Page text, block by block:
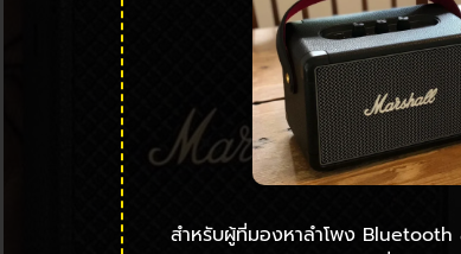
สำหรับผู้ที่มองหาลำโพง